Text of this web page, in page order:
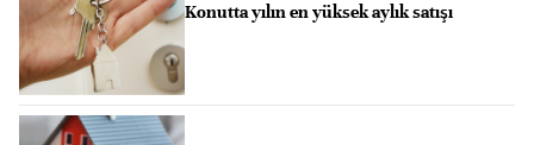
Konutta yılın en yüksek aylık satışı